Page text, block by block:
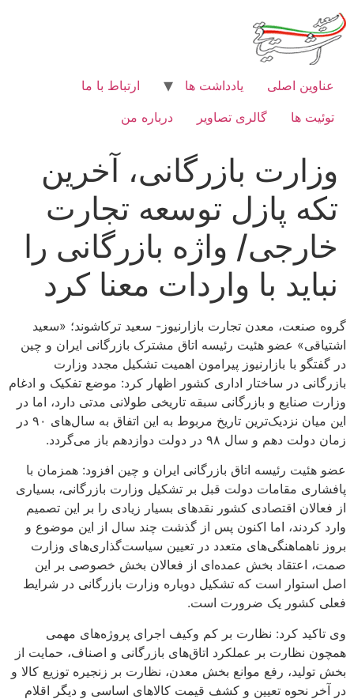
پرش
به
محتوا
عناوین اصلی یادداشت ها
ارتباط با ما
توئیت ها
گالری تصاویر درباره من
وزارت بازرگانی، آخرین
تکه پازل توسعه تجارت
خارجی/ واژه بازرگانی را
نباید با واردات معنا کرد
گروه صنعت، معدن تجارت بازارنیوز- سعید ترکاشوند؛ «سعید
اشتیاقی» عضو هئیت رئیسه اتاق مشترک بازرگانی ایران و چین
در گفتگو با بازارنیوز پیرامون اهمیت تشکیل مجدد وزارت
بازرگانی در ساختار اداری کشور اظهار کرد: موضع تفکیک و ادغام
وزارت صنایع و بازرگانی سبقه تاریخی طولانی مدتی دارد، اما در
این میان نزدیک‌ترین تاریخ مربوط به این اتفاق به سال‌های ۹۰ در
زمان دولت دهم و سال ۹۸ در دولت دوازدهم باز می‌گردد.
عضو هئیت رئیسه اتاق بازرگانی ایران و چین افزود: همزمان با
پافشاری مقامات دولت قبل بر تشکیل وزارت بازرگانی، بسیاری
از فعالان اقتصادی کشور نقد‌های بسیار زیادی را بر این تصمیم
وارد کردند، اما اکنون پس از گذشت چند سال از این موضوع و
بروز ناهماهنگی‌های متعدد در تعیین سیاست‌گذاری‌های وزارت
صمت، اعتقاد بخش عمده‌ای از فعالان بخش خصوصی بر این
اصل استوار است که تشکیل دوباره وزارت بازرگانی در شرایط
فعلی کشور یک ضرورت است.
وی تاکید کرد: نظارت بر کم وکیف اجرای پروژه‌‎های مهمی
همچون نظارت بر عملکرد اتاق‌های بازرگانی و اصناف، حمایت از
بخش تولید، رفع موانع بخش معدن، نظارت بر زنجیره توزیع کالا و
در آخر نحوه تعیین و کشف قیمت کالا‌های اساسی و دیگر اقلام